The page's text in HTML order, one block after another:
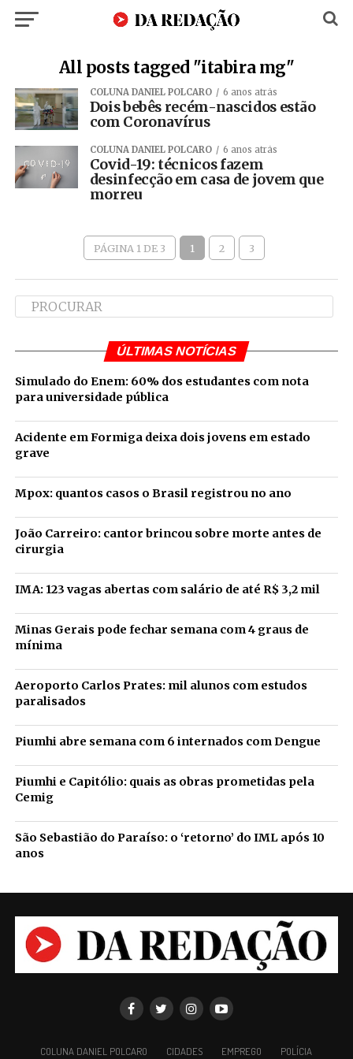
All posts tagged "itabira mg"
COLUNA DANIEL POLCARO 6 anos atrás
Dois bebês recém-nascidos estão
com Coronavírus
COLUNA DANIEL POLCARO 6 anos atrás
Covid-19: técnicos fazem
desinfecção em casa de jovem que
morreu
PÁGINA 1 DE 3 1 2 3
ÚLTIMAS NOTÍCIAS
Simulado do Enem: 60% dos estudantes com nota
para universidade pública
Acidente em Formiga deixa dois jovens em estado
grave
Mpox: quantos casos o Brasil registrou no ano
João Carreiro: cantor brincou sobre morte antes de
cirurgia
IMA: 123 vagas abertas com salário de até R$ 3,2 mil
Minas Gerais pode fechar semana com 4 graus de
mínima
Aeroporto Carlos Prates: mil alunos com estudos
paralisados
Piumhi abre semana com 6 internados com Dengue
Piumhi e Capitólio: quais as obras prometidas pela
Cemig
São Sebastião do Paraíso: o ‘retorno’ do IML após 10
anos
COLUNA DANIEL POLCARO CIDADES EMPREGO POLÍCIA